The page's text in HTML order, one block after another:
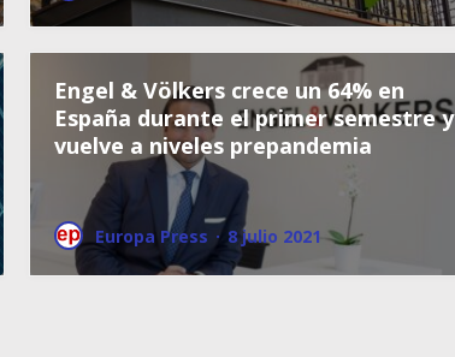
Engel & Völkers crece un 64% en
España durante el primer semestre y
vuelve a niveles prepandemia
Europa Press · 8 julio 2021